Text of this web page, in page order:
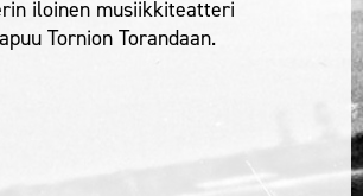
iloinen musiikkiteatteri
Tornion Torandaan.